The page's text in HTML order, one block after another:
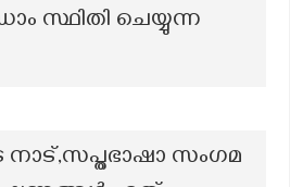
സ്ഥിതി ചെയ്യുന്ന
സംഗമ